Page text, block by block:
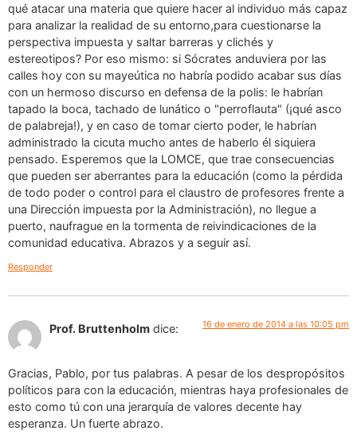
qué atacar una materia que quiere hacer al individuo más capaz
para analizar la realidad de su entorno,para cuestionarse la
perspectiva impuesta y saltar barreras y clichés y
estereotipos? Por eso mismo: si Sócrates anduviera por las
calles hoy con su mayeútica no habría podido acabar sus días
con un hermoso discurso en defensa de la polis: le habrían
tapado la boca, tachado de lunático o "perroflauta" (¡qué asco
de palabreja!), y en caso de tomar cierto poder, le habrían
administrado la cicuta mucho antes de haberlo él siquiera
pensado. Esperemos que la LOMCE, que trae consecuencias
que pueden ser aberrantes para la educación (como la pérdida
de todo poder o control para el claustro de profesores frente a
una Dirección impuesta por la Administración), no llegue a
puerto, naufrague en la tormenta de reivindicaciones de la
comunidad educativa. Abrazos y a seguir así.
Responder
Prof. Bruttenholm dice: 16 de enero de 2014 a las 10:05 pm
Gracias, Pablo, por tus palabras. A pesar de los despropósitos
políticos para con la educación, mientras haya profesionales de
esto como tú con una jerarquía de valores decente hay
esperanza. Un fuerte abrazo.